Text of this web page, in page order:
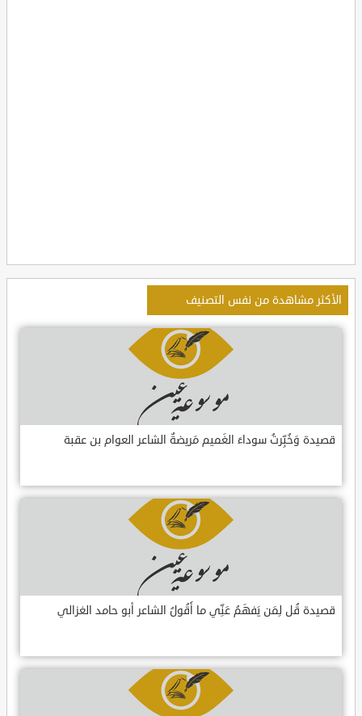
الأكثر مشاهدة من نفس التصنيف
قصيدة وَخُبِّرتُ سوداءَ الغَميم مَريضةٌ الشاعر العوام بن عقبة
قصيدة قُل لِمَن يَفهَمُ عَنِّي ما أَقُولُ الشاعر أبو حامد الغزالي